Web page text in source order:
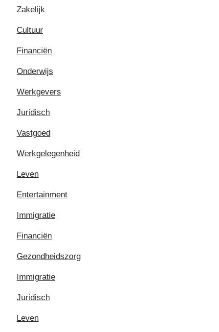
Zakelijk
Cultuur
Financiën
Onderwijs
Werkgevers
Juridisch
Vastgoed
Werkgelegenheid
Leven
Entertainment
Immigratie
Financiën
Gezondheidszorg
Immigratie
Juridisch
Leven